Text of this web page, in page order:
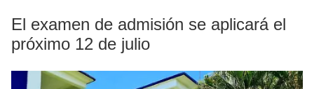
El examen de admisión se aplicará el
próximo 12 de julio